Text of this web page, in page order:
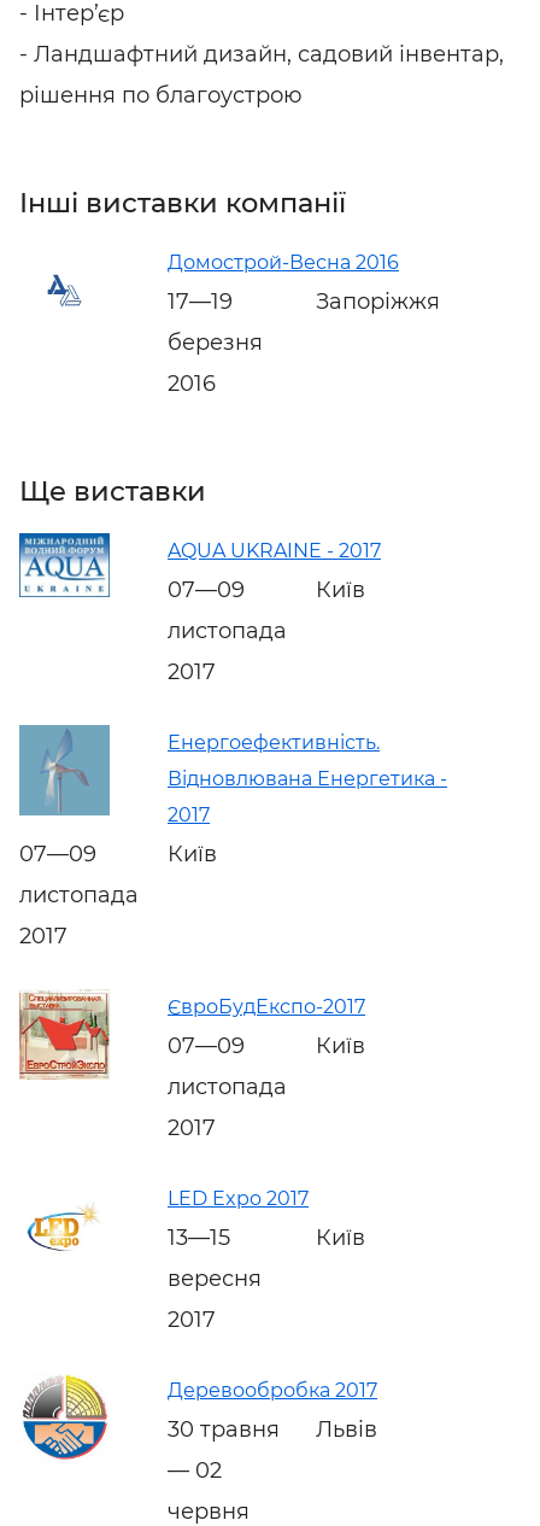
- Інтер’єр
- Ландшафтний дизайн, садовий інвентар,
рішення по благоустрою
Інші виставки компанії
Домострой-Весна 2016
17—19
березня
2016
Запоріжжя
Ще виставки
AQUA UKRAINE - 2017
07—09
листопада
2017
Київ
Енергоефективність.
Відновлювана Енергетика -
2017
07—09
листопада
2017
Київ
ЄвроБудЕкспо-2017
07—09
листопада
2017
Київ
LED Expo 2017
13—15
вересня
2017
Київ
Деревообробка 2017
30 травня
— 02
червня
Львів